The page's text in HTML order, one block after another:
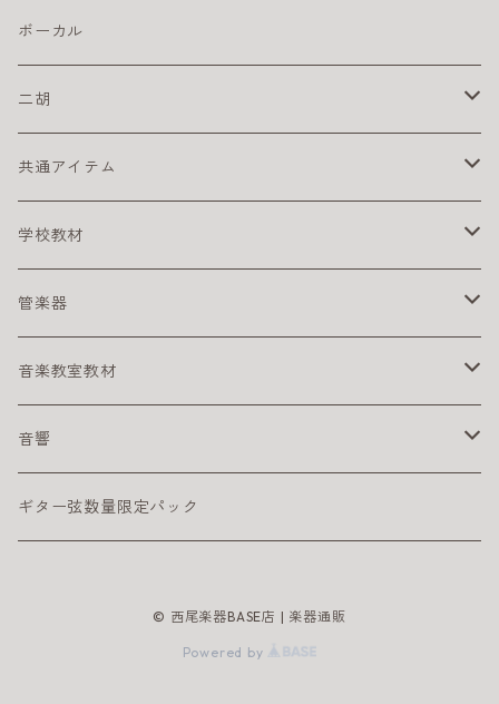
ヘッドフォン
ピック
ピックアップ
楽器ケーブル
こどもにオススメのクラシックギター
ドラム・アクセサリー
ペダル
シンバル
ドラムスティック
カリンバ
スズキ
複音ハーモニカ
スズキ
電子ピアノ／キーボード
キーボードアンプ
初心者におすすめのキーボード
ボーカル
二胡
二胡セット
初心者におすすめの二胡
共通アイテム
クリーナー
その他
ヘッドフォン
ライブに便利なグッズ
練習に便利なグッズ
学校教材
リコーダー
アルト リコーダー
ソプラノ リコーダー
鍵盤ハーモニカ
メロディオン パーツ
管楽器
アルトサックス
サックスリード
テナーサックス
サックスリード
音楽教室教材
幼児向け
音響
DTM
ギター弦数量限定パック
© 西尾楽器BASE店 | 楽器通販
Powered by